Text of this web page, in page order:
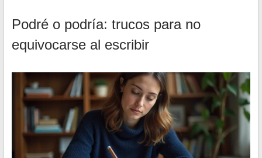
Podré o podría: trucos para no
equivocarse al escribir